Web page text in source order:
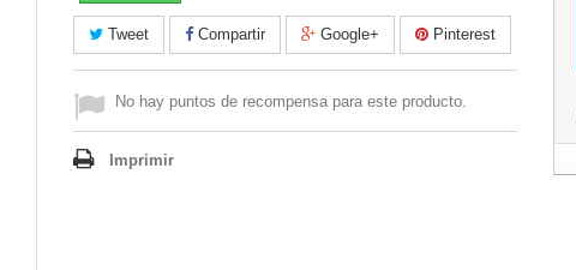
Tweet Compartir Google+ Pinterest
No hay puntos de recompensa para este producto.
Imprimir